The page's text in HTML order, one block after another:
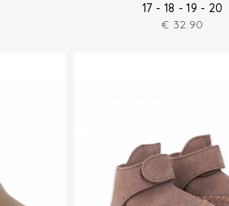
17 - 18 - 19 - 20
€ 32.90